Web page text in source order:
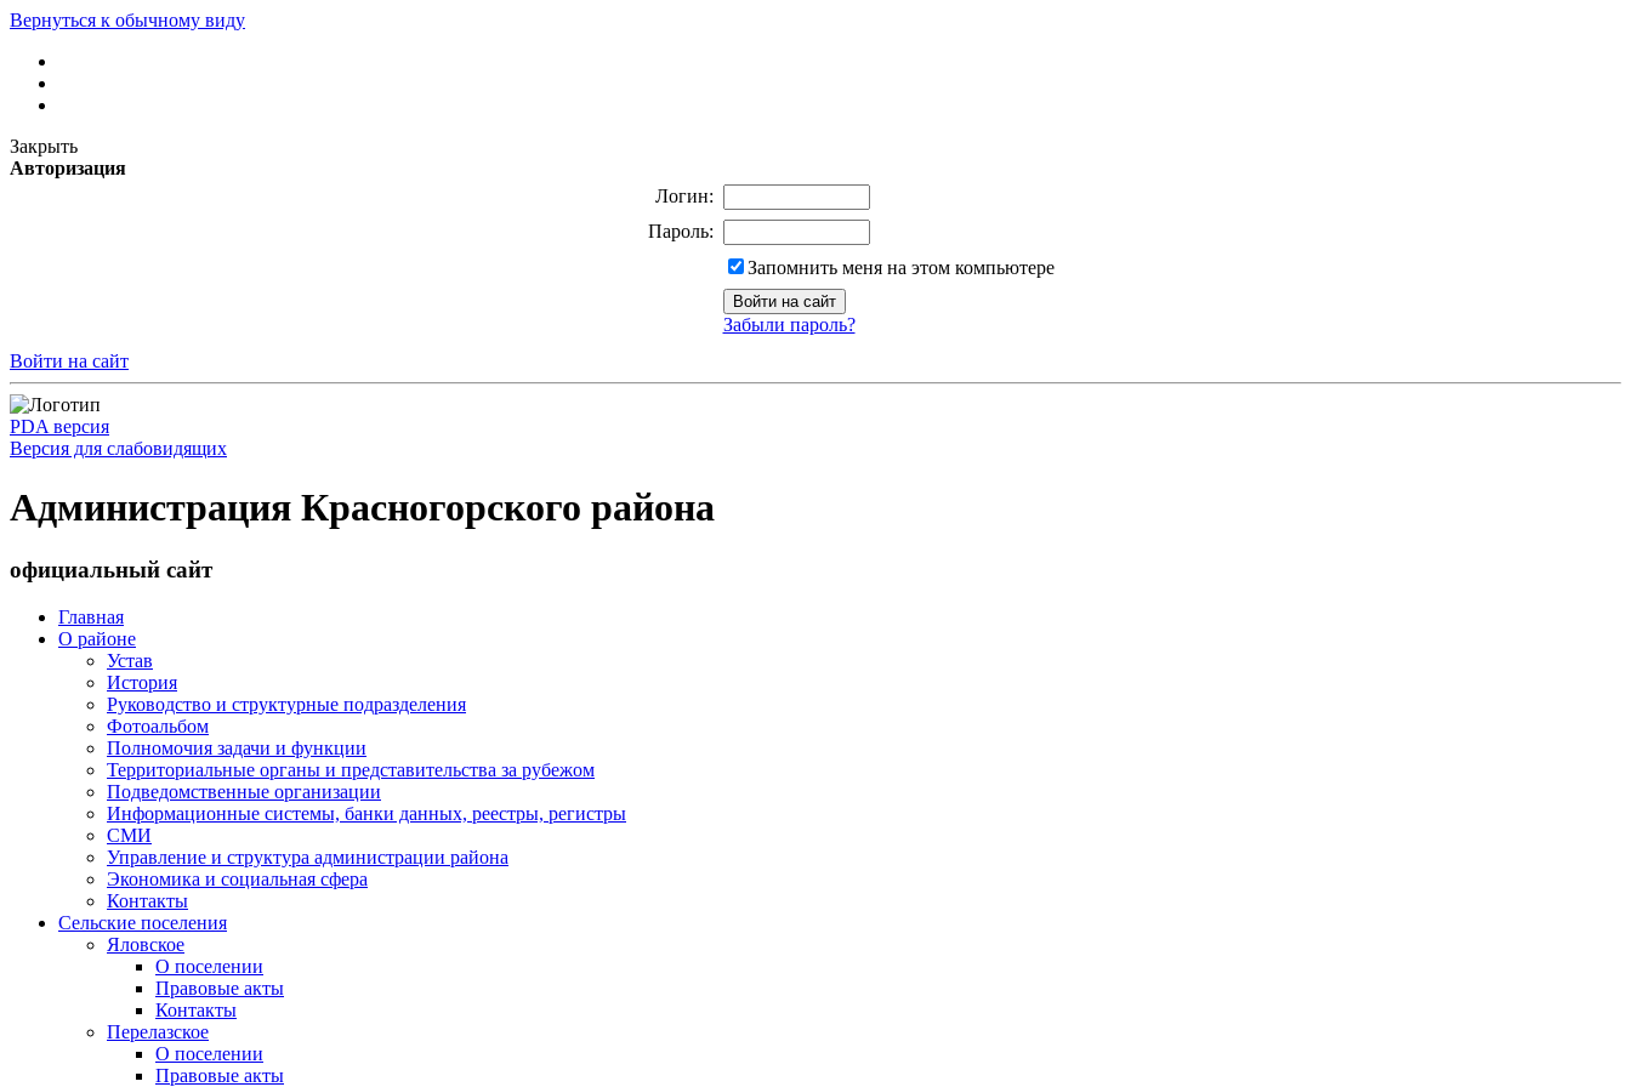
Вернуться к обычному виду
Закрыть
Авторизация
Логин:
Пароль:
Запомнить меня на этом компьютере
Забыли пароль?
Войти на сайт
PDA версия
Версия для слабовидящих
Администрация Красногорского района
официальный сайт
Главная
О районе
Устав
История
Руководство и структурные подразделения
Фотоальбом
Полномочия задачи и функции
Территориальные органы и представительства за рубежом
Подведомственные организации
Информационные системы, банки данных, реестры, регистры
СМИ
Управление и структура администрации района
Экономика и социальная сфера
Контакты
Сельские поселения
Яловское
О поселении
Правовые акты
Контакты
Перелазское
О поселении
Правовые акты